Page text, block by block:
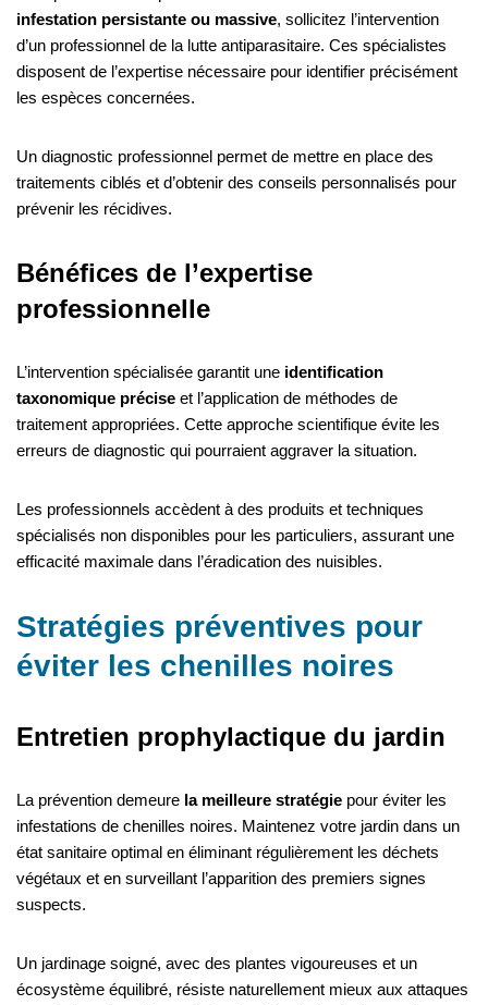
infestation persistante ou massive, sollicitez l’intervention
d’un professionnel de la lutte antiparasitaire. Ces spécialistes
disposent de l’expertise nécessaire pour identifier précisément
les espèces concernées.
Un diagnostic professionnel permet de mettre en place des
traitements ciblés et d’obtenir des conseils personnalisés pour
prévenir les récidives.
Bénéfices de l’expertise
professionnelle
L’intervention spécialisée garantit une identification
taxonomique précise et l’application de méthodes de
traitement appropriées. Cette approche scientifique évite les
erreurs de diagnostic qui pourraient aggraver la situation.
Les professionnels accèdent à des produits et techniques
spécialisés non disponibles pour les particuliers, assurant une
efficacité maximale dans l’éradication des nuisibles.
Stratégies préventives pour
éviter les chenilles noires
Entretien prophylactique du jardin
La prévention demeure la meilleure stratégie pour éviter les
infestations de chenilles noires. Maintenez votre jardin dans un
état sanitaire optimal en éliminant régulièrement les déchets
végétaux et en surveillant l’apparition des premiers signes
suspects.
Un jardinage soigné, avec des plantes vigoureuses et un
écosystème équilibré, résiste naturellement mieux aux attaques